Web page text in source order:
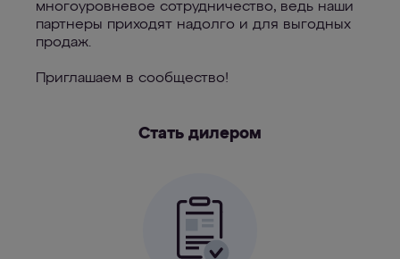
многоуровневое сотрудничество, ведь наши
партнеры приходят надолго и для выгодных
продаж.
Приглашаем в сообщество!
Стать дилером